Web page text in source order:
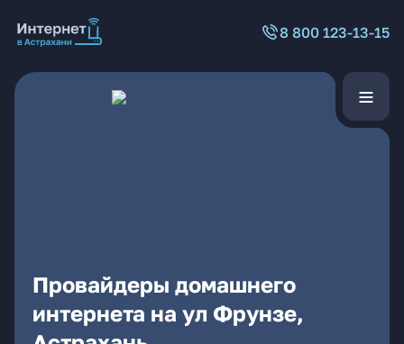
8 800 123-13-15
Провайдеры домашнего
интернета на ул Фрунзе,